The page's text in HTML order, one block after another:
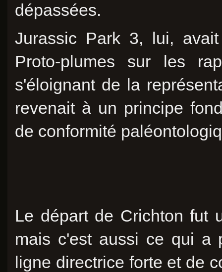
dépassées.
Jurassic Park 3, lui,
Proto-plumes sur les
s'éloignant de la
revenait à un principe
de conformité
Le départ de Crichton fut
mais c'est aussi ce qui a
ligne directrice forte et de